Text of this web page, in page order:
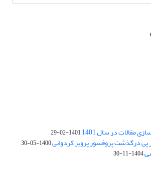
مقالات در سال 1401 1401-02-29
پی درگذشت پروفسور پرویز کردوانی1400-05-30
1404-11-30